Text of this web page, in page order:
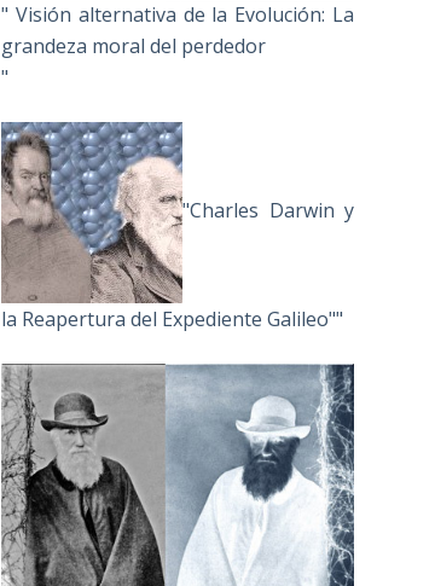
" Visión alternativa de la Evolución: La
grandeza moral del perdedor
"
"Charles Darwin y
la Reapertura del Expediente Galileo""